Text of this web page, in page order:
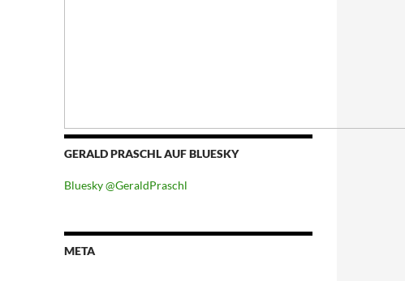
GERALD PRASCHL AUF BLUESKY
Bluesky @GeraldPraschl
META